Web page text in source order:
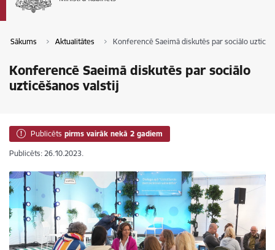
Sākums Aktualitātes Konferencē Saeimā diskutēs par sociālo
Konferencē Saeimā diskutēs par sociālo
uzticēšanos valstij
Publicēts pirms vairāk nekā 2 gadiem
Publicēts: 26.10.2023.